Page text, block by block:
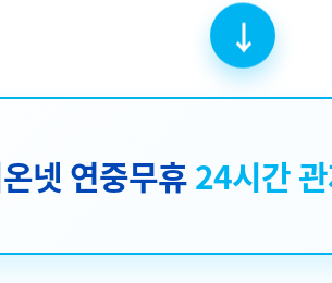
↓
넷 연중무휴24시간